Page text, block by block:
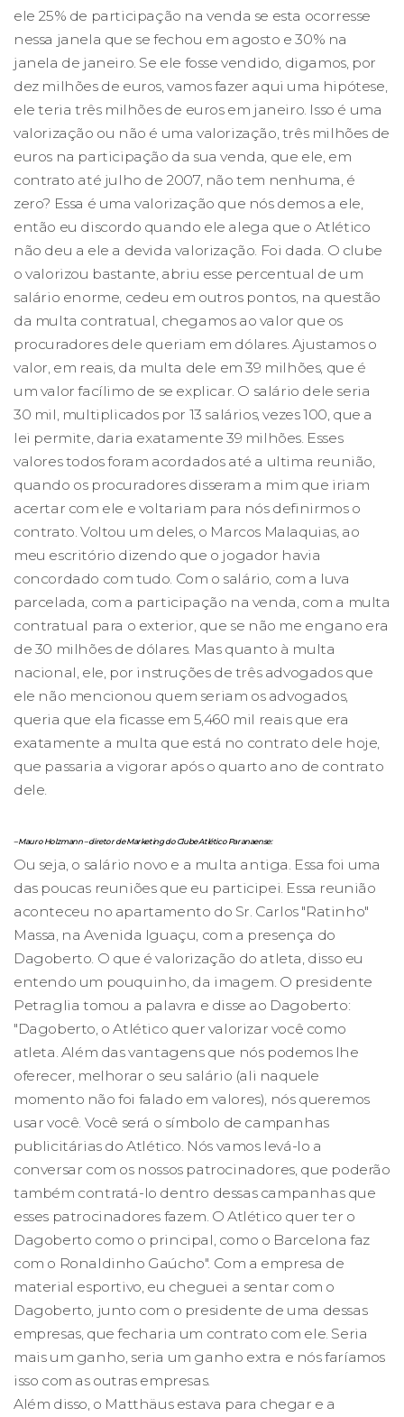
ele 25% de participação na venda se esta ocorresse
nessa janela que se fechou em agosto e 30% na
janela de janeiro. Se ele fosse vendido, digamos, por
dez milhões de euros, vamos fazer aqui uma hipótese,
ele teria três milhões de euros em janeiro. Isso é uma
valorização ou não é uma valorização, três milhões de
euros na participação da sua venda, que ele, em
contrato até julho de 2007, não tem nenhuma, é
zero? Essa é uma valorização que nós demos a ele,
então eu discordo quando ele alega que o Atlético
não deu a ele a devida valorização. Foi dada. O clube
o valorizou bastante, abriu esse percentual de um
salário enorme, cedeu em outros pontos, na questão
da multa contratual, chegamos ao valor que os
procuradores dele queriam em dólares. Ajustamos o
valor, em reais, da multa dele em 39 milhões, que é
um valor facílimo de se explicar. O salário dele seria
30 mil, multiplicados por 13 salários, vezes 100, que a
lei permite, daria exatamente 39 milhões. Esses
valores todos foram acordados até a ultima reunião,
quando os procuradores disseram a mim que iriam
acertar com ele e voltariam para nós definirmos o
contrato. Voltou um deles, o Marcos Malaquias, ao
meu escritório dizendo que o jogador havia
concordado com tudo. Com o salário, com a luva
parcelada, com a participação na venda, com a multa
contratual para o exterior, que se não me engano era
de 30 milhões de dólares. Mas quanto à multa
nacional, ele, por instruções de três advogados que
ele não mencionou quem seriam os advogados,
queria que ela ficasse em 5,460 mil reais que era
exatamente a multa que está no contrato dele hoje,
que passaria a vigorar após o quarto ano de contrato
dele.
– Mauro Holzmann – diretor de Marketing do Clube Atlético Paranaense:
Ou seja, o salário novo e a multa antiga. Essa foi uma
das poucas reuniões que eu participei. Essa reunião
aconteceu no apartamento do Sr. Carlos "Ratinho"
Massa, na Avenida Iguaçu, com a presença do
Dagoberto. O que é valorização do atleta, disso eu
entendo um pouquinho, da imagem. O presidente
Petraglia tomou a palavra e disse ao Dagoberto:
"Dagoberto, o Atlético quer valorizar você como
atleta. Além das vantagens que nós podemos lhe
oferecer, melhorar o seu salário (ali naquele
momento não foi falado em valores), nós queremos
usar você. Você será o símbolo de campanhas
publicitárias do Atlético. Nós vamos levá-lo a
conversar com os nossos patrocinadores, que poderão
também contratá-lo dentro dessas campanhas que
esses patrocinadores fazem. O Atlético quer ter o
Dagoberto como o principal, como o Barcelona faz
com o Ronaldinho Gaúcho". Com a empresa de
material esportivo, eu cheguei a sentar com o
Dagoberto, junto com o presidente de uma dessas
empresas, que fecharia um contrato com ele. Seria
mais um ganho, seria um ganho extra e nós faríamos
isso com as outras empresas.
Além disso, o Matthäus estava para chegar e a